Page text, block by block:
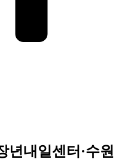
년내일센터·수원